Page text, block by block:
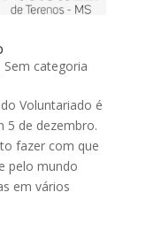
Sem categoria
Voluntariado é
5 de dezembro.
fazer com que
pelo mundo
em vários